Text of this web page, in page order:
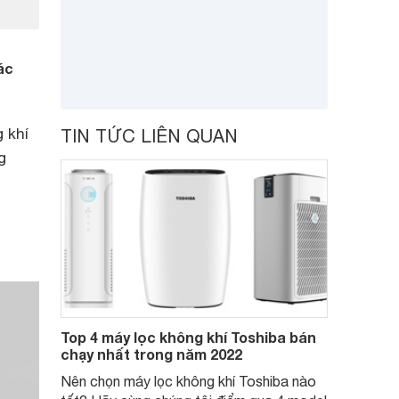
khí
TIN TỨC LIÊN QUAN
Top 4 máy lọc không khí Toshiba bán
chạy nhất trong năm 2022
Nên chọn máy lọc không khí Toshiba nào